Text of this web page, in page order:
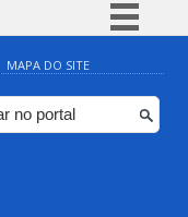
Simplifique!
Comunica BR
Participe
MAPA DO SITE